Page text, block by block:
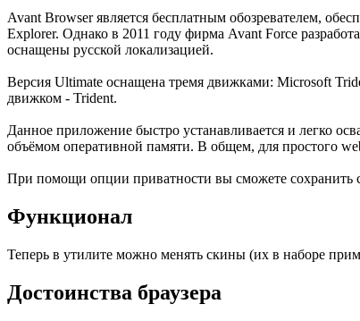
Avant Browser является бесплатным обозревателем,
Explorer. Однако в 2011 году фирма Avant Force
оснащены русской локализацией.
Версия Ultimate оснащена тремя движками: Microsoft
движком - Trident.
Данное приложение быстро устанавливается и легко
объёмом оперативной памяти. В общем, для простого
При помощи опции приватности вы сможете сохранить
Функционал
Теперь в утилите можно менять скины (их в наборе
Достоинства браузера